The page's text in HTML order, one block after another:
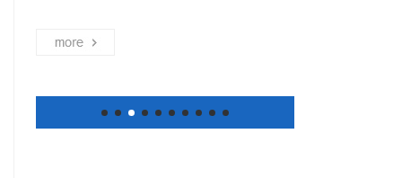
湖
成
山
屏
个床位，是众多建筑的组群。圣地天堂大酒店
的室内设计由北京圣唐古驿设计事务所完成。